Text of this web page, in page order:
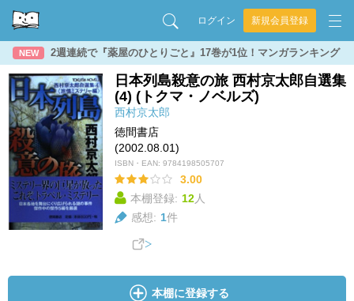
ログイン 新規会員登録
NEW 2週連続で『薬屋のひとりごと』17巻が1位！マンガランキング
日本列島殺意の旅 西村京太郎自選集
(4) (トクマ・ノベルズ)
西村京太郎
徳間書店
(2002.08.01)
ISBN・EAN: 9784198505707
3.00
本棚登録: 12人
感想: 1件
本棚に登録する